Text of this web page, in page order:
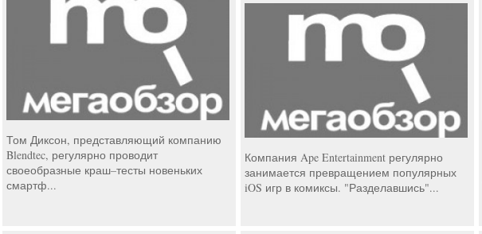
Том Диксон, представляющий компанию
Blendtec, регулярно проводит
своеобразные краш–тесты новеньких
смартф...
Компания Ape Entertainment регулярно
занимается превращением популярных
iOS игр в комиксы. "Разделавшись"...